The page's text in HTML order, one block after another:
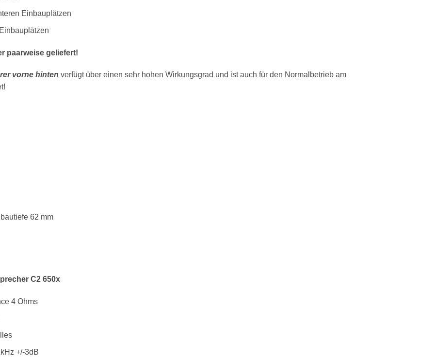
Einbauplätzen
paarweise geliefert!
vorne hinten verfügt über einen sehr hohen Wirkungsgrad und ist auch für den Normalbetrieb am
62 mm
C2 650x
4 Ohms
+/-3dB